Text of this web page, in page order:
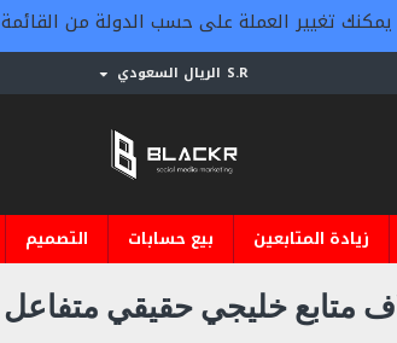
يمكنك تغيير العملة على حسب الدولة من القائمة
S.R الريال السعودي
زيادة المتابعين بيع حسابات التصميم